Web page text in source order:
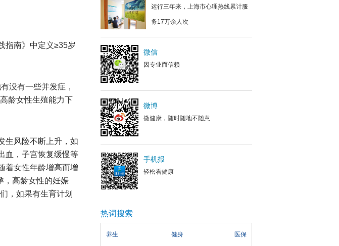
指南》中定义≥35岁
没有一些并发症，
龄女性生殖能力下
生风险不断上升，如
血，子宫恢复缓慢等
着女性年龄增高而增
，高龄女性的妊娠
，如果有生育计划
运行三年来，上海市心理热线累计服
务17万余人次
微信
因专业而信赖
微博
微健康，随时随地不随意
手机报
轻松看健康
热词搜索
养生 健身 医保